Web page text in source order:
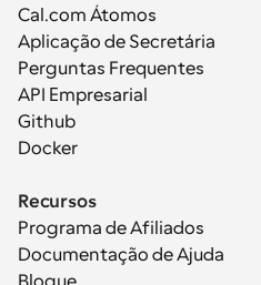
Cal.com Átomos
Aplicação de Secretária
Perguntas Frequentes
API Empresarial
Github
Docker
Recursos
Programa de Afiliados
Documentação de Ajuda